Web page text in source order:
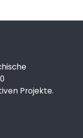
Projekte.